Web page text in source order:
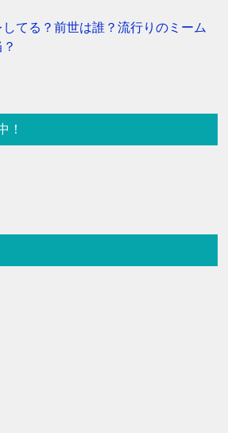
てる？前世は誰？流行りのミーム
！